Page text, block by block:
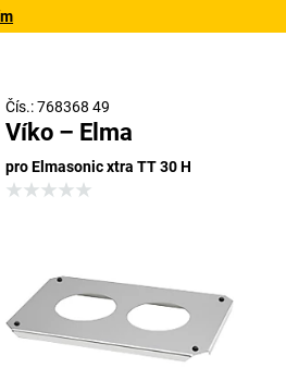
Čís.: 768368 49
Víko – Elma
pro Elmasonic xtra TT 30 H